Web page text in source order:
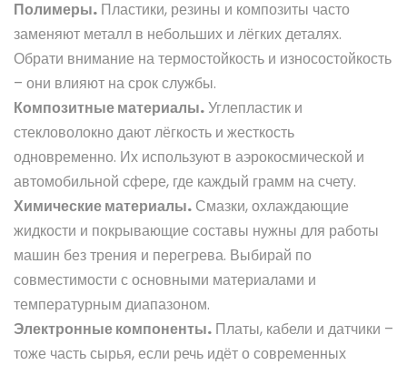
Полимеры. Пластики, резины и композиты часто
заменяют металл в небольших и лёгких деталях.
Обрати внимание на термостойкость и износостойкость
– они влияют на срок службы.
Композитные материалы.Углепластик и
стекловолокно дают лёгкость и жесткость
одновременно. Их используют в аэрокосмической и
автомобильной сфере, где каждый грамм на счету.
Химические материалы. Смазки, охлаждающие
жидкости и покрывающие составы нужны для работы
машин без трения и перегрева. Выбирай по
совместимости с основными материалами и
температурным диапазоном.
Электронные компоненты. Платы, кабели и датчики –
тоже часть сырья, если речь идёт о современных